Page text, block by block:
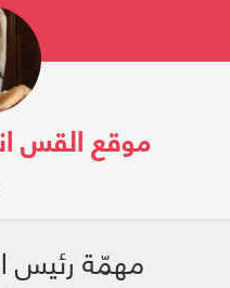
موقع القس
مهمّة رئيس